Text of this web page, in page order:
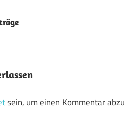
sein, um einen Kommentar